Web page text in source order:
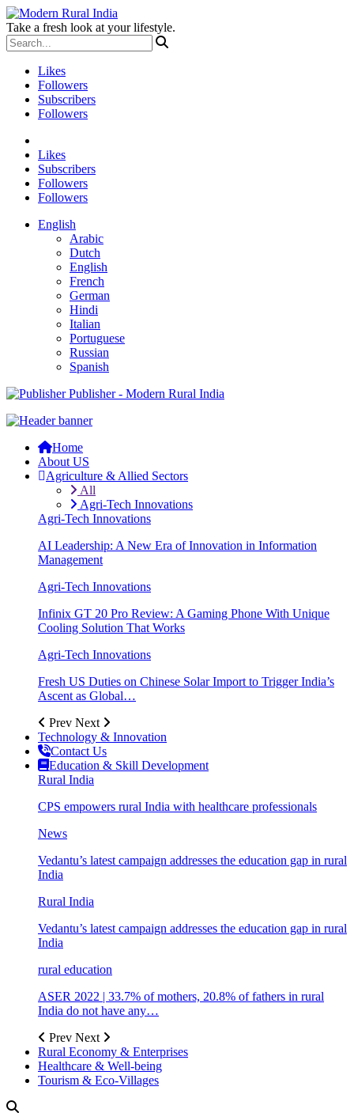
Take a fresh look at your lifestyle.
Likes
Followers
Subscribers
Followers
Likes
Subscribers
Followers
Followers
English
Arabic
Dutch
English
French
German
Hindi
Italian
Portuguese
Russian
Spanish
Publisher - Modern Rural India
Home
About US
Agriculture & Allied Sectors
All
Agri-Tech Innovations
Agri-Tech Innovations
AI Leadership: A New Era of Innovation in Information
Management
Agri-Tech Innovations
Infinix GT 20 Pro Review: A Gaming Phone With Unique
Cooling Solution That Works
Agri-Tech Innovations
Fresh US Duties on Chinese Solar Import to Trigger India’s
Ascent as Global…
Prev Next
Technology & Innovation
Contact Us
Education & Skill Development
Rural India
CPS empowers rural India with healthcare professionals
News
Vedantu’s latest campaign addresses the education gap in rural
India
Rural India
Vedantu’s latest campaign addresses the education gap in rural
India
rural education
ASER 2022 | 33.7% of mothers, 20.8% of fathers in rural
India do not have any…
Prev Next
Rural Economy & Enterprises
Healthcare & Well-being
Tourism & Eco-Villages